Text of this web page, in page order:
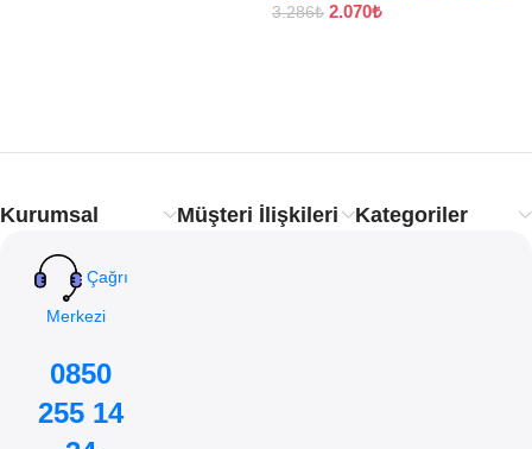
3.286₺ 2.070₺
Kurumsal Müşteri İlişkileri Kategoriler
Çağrı
Merkezi
0850
255 14